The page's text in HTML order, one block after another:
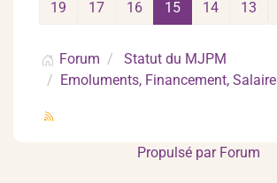
13
14
15
16
17
19
Forum
Statut du MJPM
Emoluments, Financement, Salaire
Propulsé par Forum